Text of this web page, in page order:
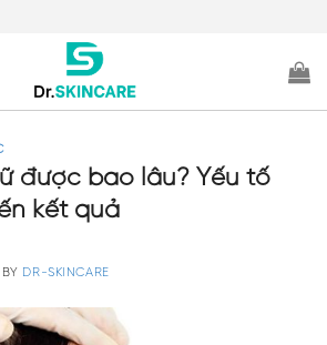
được bao lâu? Yếu tố
kết quả
BY DR-SKINCARE